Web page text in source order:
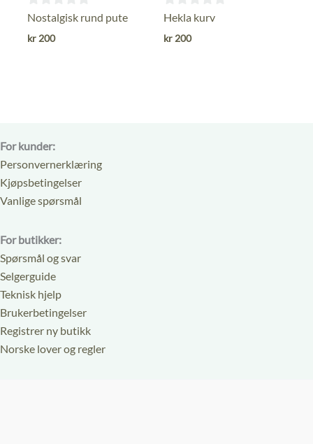
0
ut
Nostalgisk rund pute
kr 200
0
ut
Hekla kurv
kr 200
For kunder:
Personvernerklæring
Kjøpsbetingelser
Vanlige spørsmål
For butikker:
Spørsmål og svar
Selgerguide
Teknisk hjelp
Brukerbetingelser
Registrer ny butikk
Norske lover og regler